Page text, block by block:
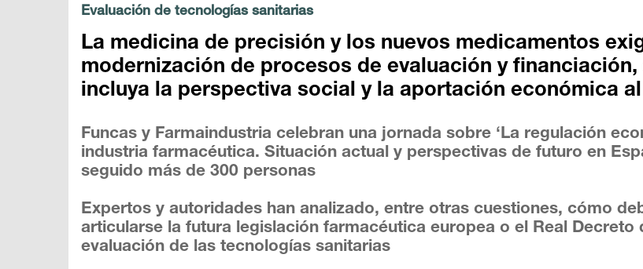
Evaluación de tecnologías sanitarias
La medicina de precisión y los nuevos medicamentos
modernización de procesos de evaluación y financiación,
incluya la perspectiva social y la aportación económica
Funcas y Farmaindustria celebran una jornada sobre ‘La regulación
industria farmacéutica. Situación actual y perspectivas de futuro en
seguido más de 300 personas
Expertos y autoridades han analizado, entre otras cuestiones, cómo
articularse la futura legislación farmacéutica europea o el Real Decreto
evaluación de las tecnologías sanitarias